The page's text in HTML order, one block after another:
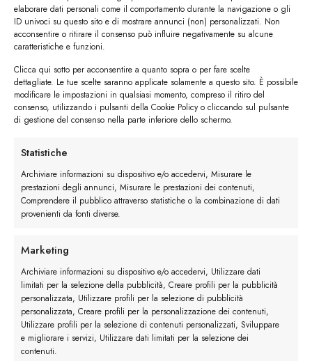
elaborare dati personali come il comportamento durante la navigazione o gli
ID univoci su questo sito e di mostrare annunci (non) personalizzati. Non
acconsentire o ritirare il consenso può influire negativamente su alcune
caratteristiche e funzioni.
Clicca qui sotto per acconsentire a quanto sopra o per fare scelte
dettagliate. Le tue scelte saranno applicate solamente a questo sito. È possibile
modificare le impostazioni in qualsiasi momento, compreso il ritiro del
consenso, utilizzando i pulsanti della Cookie Policy o cliccando sul pulsante
di gestione del consenso nella parte inferiore dello schermo.
Statistiche
Archiviare informazioni su dispositivo e/o accedervi, Misurare le
prestazioni degli annunci, Misurare le prestazioni dei contenuti,
Comprendere il pubblico attraverso statistiche o la combinazione di dati
provenienti da fonti diverse.
Marketing
Archiviare informazioni su dispositivo e/o accedervi, Utilizzare dati
limitati per la selezione della pubblicità, Creare profili per la pubblicità
personalizzata, Utilizzare profili per la selezione di pubblicità
personalizzata, Creare profili per la personalizzazione dei contenuti,
Utilizzare profili per la selezione di contenuti personalizzati, Sviluppare
e migliorare i servizi, Utilizzare dati limitati per la selezione dei
contenuti.
39 39,5 40 40,5 41 41,5 42
46 46,5 47
Mocassino Luca Fiocco quantità
Ordina
Descrizione
Maggiori dettagli